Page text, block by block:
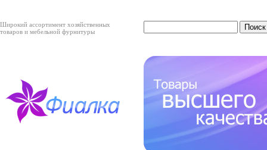
Широкий ассортимент хозяйственных
товаров и мебельной фурнитуры